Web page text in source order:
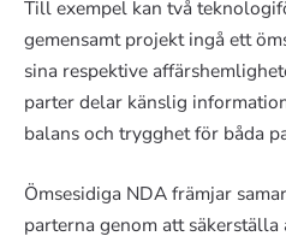
Till exempel kan två
gemensamt projekt ingå ett
sina respektive
parter delar känslig
balans och trygghet för båda
Ömsesidiga NDA främjar
parterna genom att